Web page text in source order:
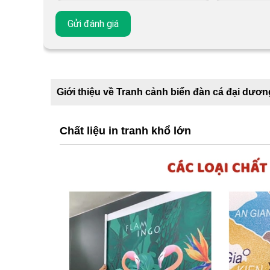
Giới thiệu về Tranh cảnh biển đàn cá đại
Chất liệu in tranh khổ lớn